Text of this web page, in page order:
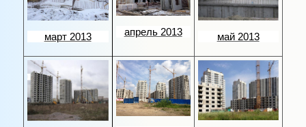
март 2013 апрель 2013 май 2013